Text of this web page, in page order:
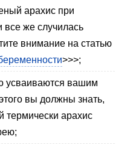
арахис при
все же случилась
внимание на статью
>>>;
усваиваются вашим
вы должны знать,
термически арахис